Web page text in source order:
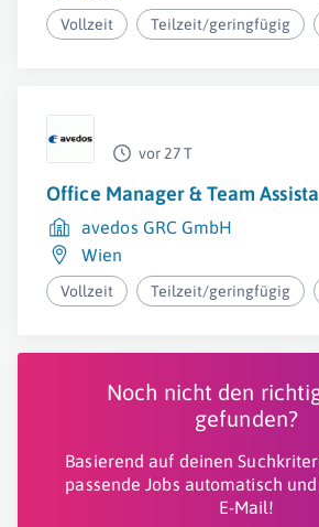
Vollzeit Teilzeit/geringfügig
vor 27 T
Office Manager & Team
avedos GRC GmbH
Wien
Vollzeit Teilzeit/geringfügig
Noch nicht den
gefunden?
Basierend auf deinen
passende Jobs automatisch
E-Mail!